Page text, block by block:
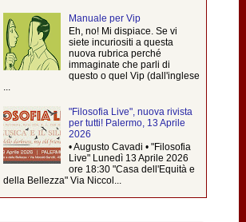
Manuale per Vip
Eh, no! Mi dispiace. Se vi
siete incuriositi a questa
nuova rubrica perché
immaginate che parli di
questo o quel Vip (dall'inglese
...
"Filosofia Live", nuova rivista
per tutti! Palermo, 13 Aprile
2026
• Augusto Cavadi • "Filosofia
Live" Lunedì 13 Aprile 2026
ore 18:30 "Casa dell'Equità e
della Bellezza" Via Niccol...